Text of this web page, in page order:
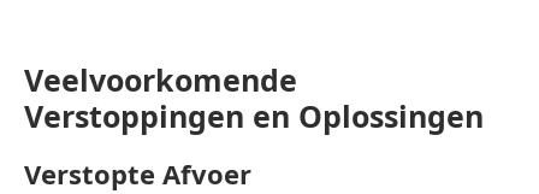
Veelvoorkomende
Verstoppingen en Oplossingen
Verstopte Afvoer